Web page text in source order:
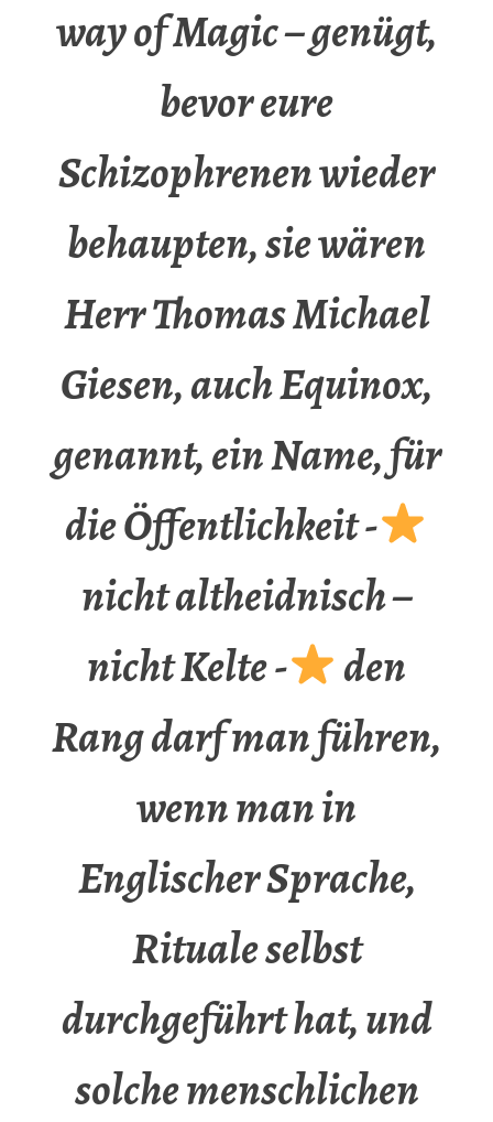
way of Magic – genügt,
bevor eure
Schizophrenen wieder
behaupten, sie wären
Herr Thomas Michael
Giesen, auch Equinox,
genannt, ein Name, für
die Öffentlichkeit -
nicht altheidnisch –
nicht Kelte -
den
Rang darf man führen,
wenn man in
Englischer Sprache,
Rituale selbst
durchgeführt hat, und
solche menschlichen